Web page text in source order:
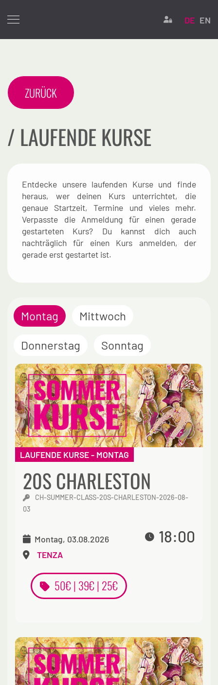
LoginSprache
DE EN
ZURÜCK
/ LAUFENDE KURSE
Entdecke unsere laufenden Kurse und finde
heraus, wer deinen Kurs unterrichtet, die
genaue Startzeit, Termine und vieles mehr.
Verpasste die Anmeldung für einen gerade
gestarteten Kurs? Du kannst dich auch
nachträglich für einen Kurs anmelden, der
gerade erst gestartet ist.
Montag Mittwoch
Donnerstag Sonntag
LAUFENDE KURSE - MONTAG
20S CHARLESTON
CH-SUMMER-CLASS-20S-CHARLESTON-2026-08-
03
Montag, 03.08.2026 18:00
TENZA
50€ | 39€ | 25€